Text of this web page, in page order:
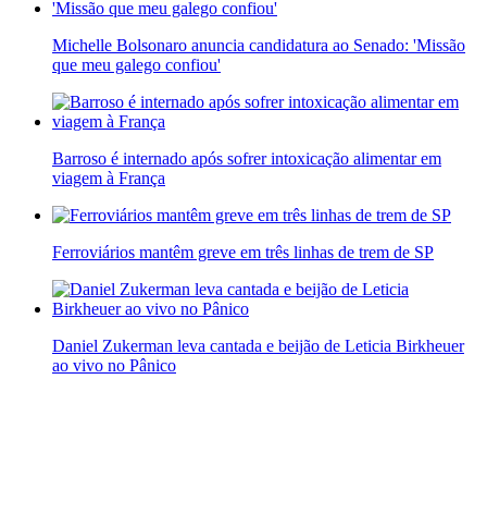
Michelle Bolsonaro anuncia candidatura ao Senado: 'Missão
que meu galego confiou'
Barroso é internado após sofrer intoxicação alimentar em
viagem à França
Ferroviários mantêm greve em três linhas de trem de SP
Daniel Zukerman leva cantada e beijão de Leticia Birkheuer
ao vivo no Pânico